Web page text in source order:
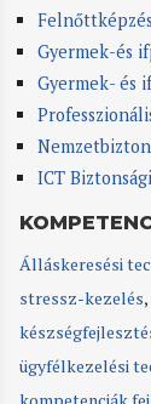
Gyermek-és
Gyermek- és
ICT
Álláskeresési
stressz-kezelés,
ügyfélkezelési